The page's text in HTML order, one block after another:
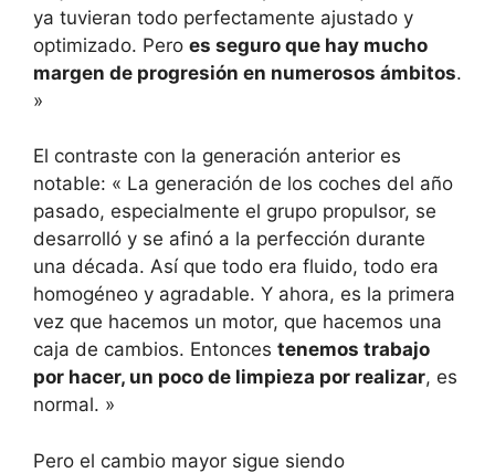
ya tuvieran todo perfectamente ajustado y
optimizado. Pero es seguro que hay mucho
margen de progresión en numerosos ámbitos.
»
El contraste con la generación anterior es
notable: « La generación de los coches del año
pasado, especialmente el grupo propulsor, se
desarrolló y se afinó a la perfección durante
una década. Así que todo era fluido, todo era
homogéneo y agradable. Y ahora, es la primera
vez que hacemos un motor, que hacemos una
caja de cambios. Entonces tenemos trabajo
por hacer, un poco de limpieza por realizar, es
normal. »
Pero el cambio mayor sigue siendo